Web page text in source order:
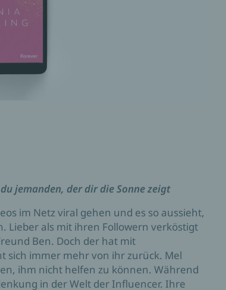
jemanden, der dir die Sonne zeigt
im Netz viral gehen und es so aussieht,
Lieber als mit ihren Followern verköstigt
Ben. Doch der hat mit
sich immer mehr von ihr zurück. Mel
ihm nicht helfen zu können. Während
in der Welt der Influencer. Ihre